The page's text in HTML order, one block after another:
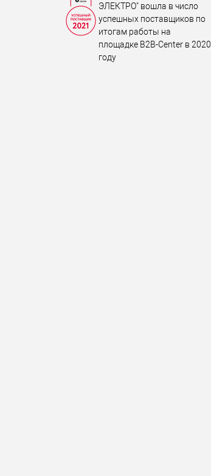
ЭЛЕКТРО" вошла в число
успешных поставщиков по
итогам работы на
площадке B2B-Center в 2020
году